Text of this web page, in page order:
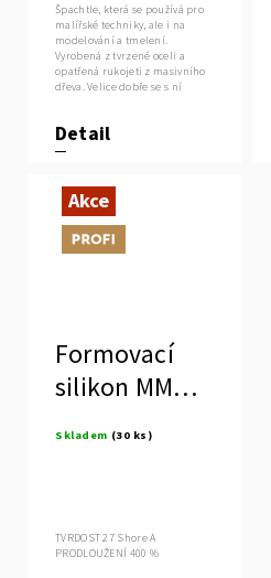
Detail
Špachtle, která se používá pro
malířské techniky, ale i na
modelování a tmelení.
Vyrobená z tvrzené oceli a
opatřená rukojeti z masivního
dřeva. Velice dobře se s ní
Akce
Tip
Formovací
silikon MM
Skladem (30 ks)
TVRDOST 27 Shore A